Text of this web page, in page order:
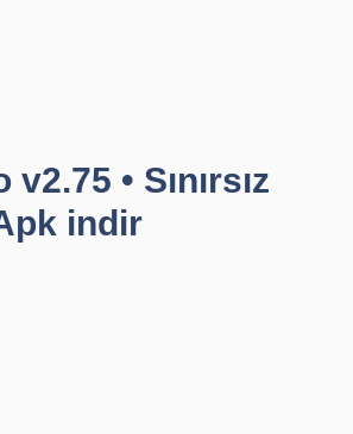
• Sınırsız
indir